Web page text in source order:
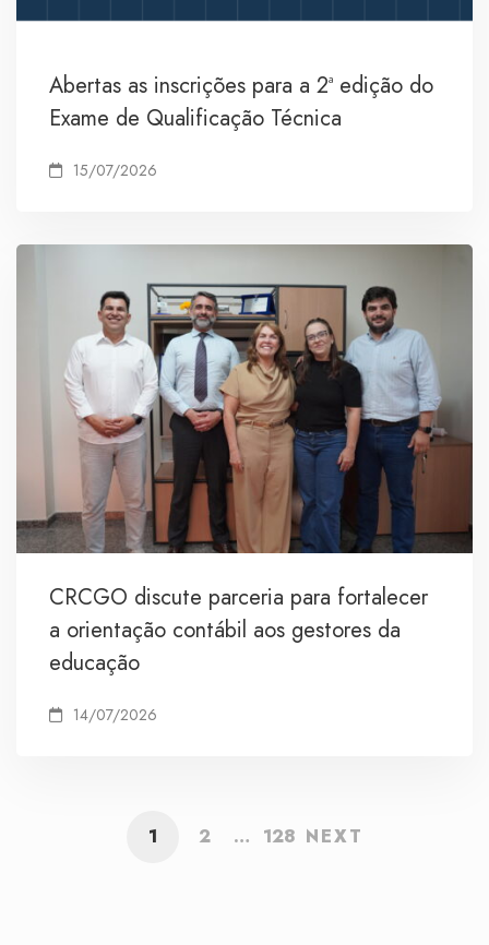
Abertas as inscrições para a 2ª edição do
Exame de Qualificação Técnica
15/07/2026
CRCGO discute parceria para fortalecer
a orientação contábil aos gestores da
educação
14/07/2026
1 2 … 128 NEXT